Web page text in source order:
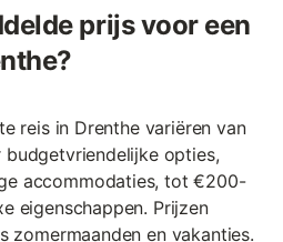
prijs voor een
reis in Drenthe variëren van
opties,
accommodaties, tot €200-
eigenschappen. Prijzen
zomermaanden en vakanties.